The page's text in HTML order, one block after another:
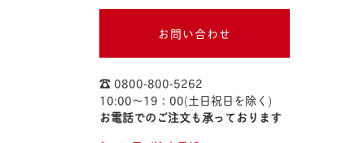
お問い合わせ
☎︎ 0800-800-5262
10:00〜19：00(土日祝日を除く)
お電話でのご注文も承っております